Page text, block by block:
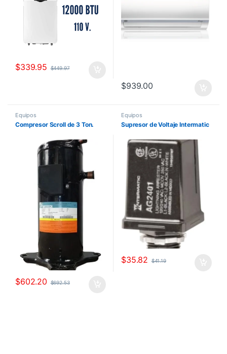
$339.95 $449.97
$939.00
Equipos
Compresor Scroll de 3 Ton.
$602.20 $692.53
Equipos
Supresor de Voltaje Intermatic
$35.82 $41.19